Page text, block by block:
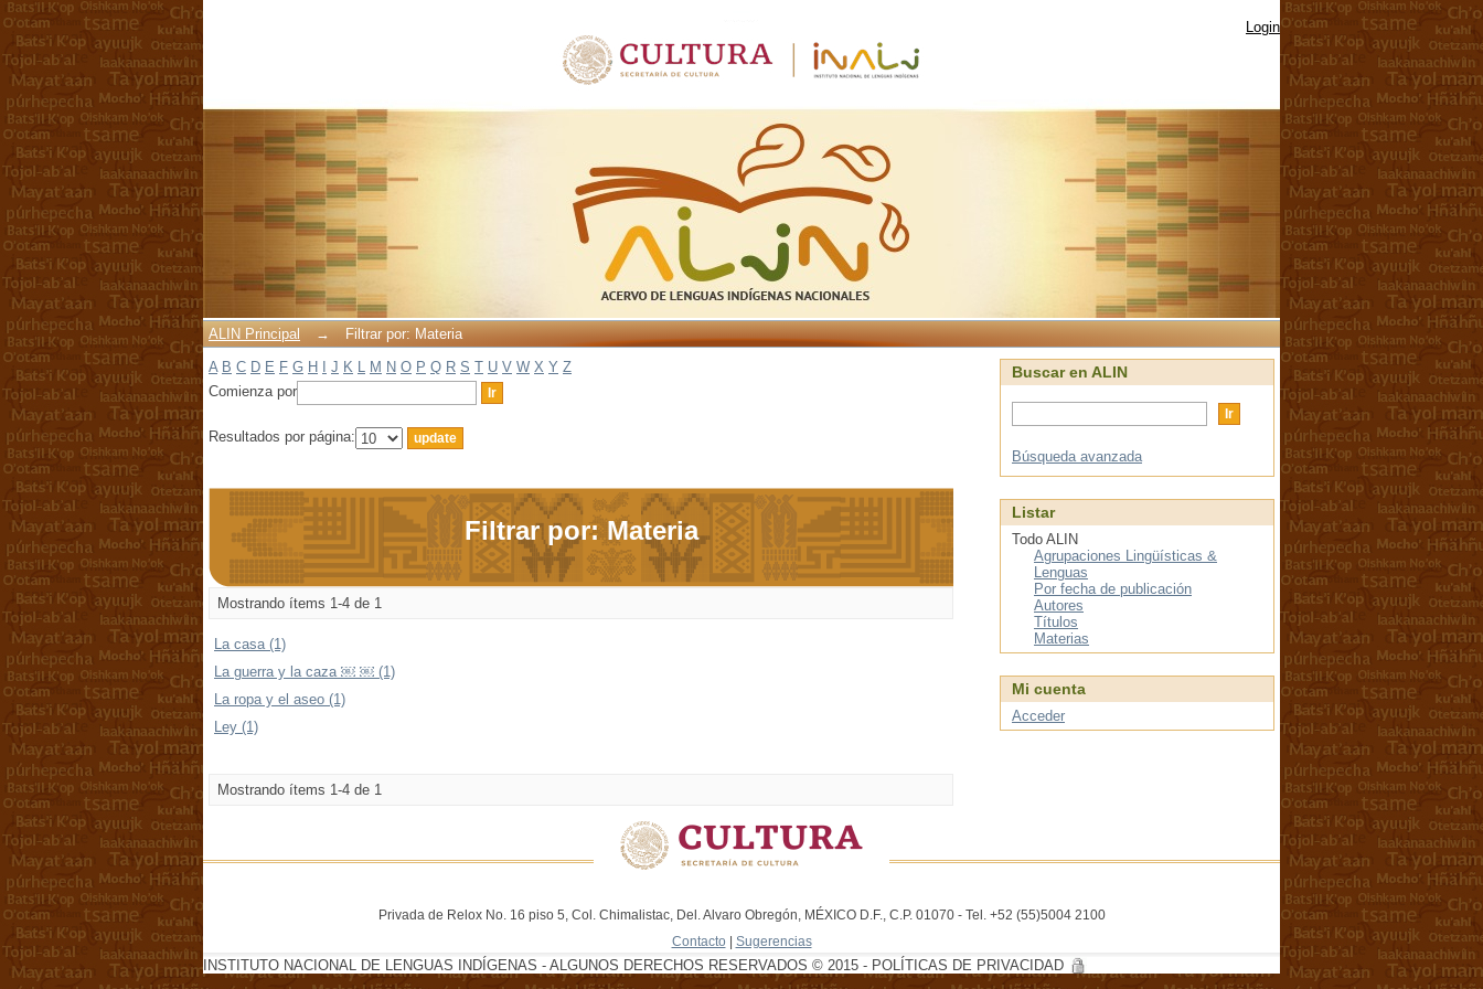
Login
ALIN Principal →
Filtrar por: Materia
A B C D E F G H J K L M N O P Q R S T U V W X Y Z
Comienza por
Resultados por página:
Filtrar por: Materia
Mostrando ítems 1-4 de 1
La casa (1)
La guerra y la caza ￼ ￼ (1)
La ropa y el aseo (1)
Ley (1)
Mostrando ítems 1-4 de 1
Buscar en ALIN
Búsqueda avanzada
Listar
Todo ALIN
Agrupaciones Lingüísticas &
Lenguas
Por fecha de publicación
Autores
Títulos
Materias
Mi cuenta
Acceder
Privada de Relox No. 16 piso 5, Col. Chimalistac, Del. Alvaro Obregón, MÉXICO D.F., C.P. 01070 - Tel. +52 (55)5004 2100
Contacto | Sugerencias
INSTITUTO NACIONAL DE LENGUAS INDÍGENAS - ALGUNOS DERECHOS RESERVADOS © 2015 - POLÍTICAS DE PRIVACIDAD